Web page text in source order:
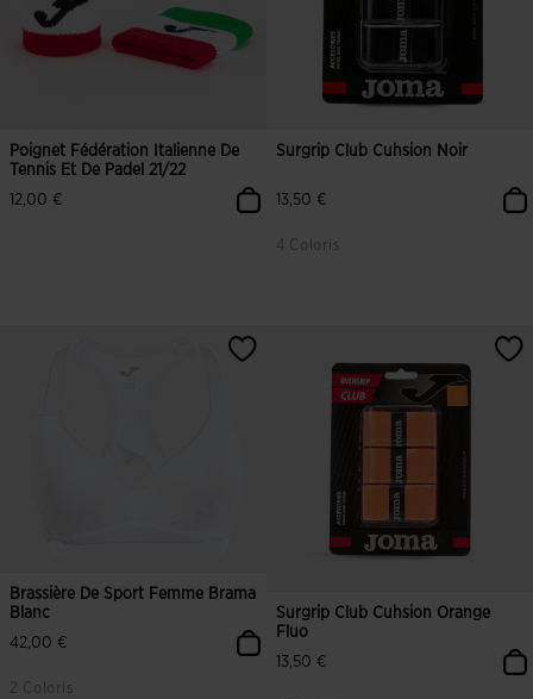
Poignet Fédération Italienne De
Tennis Et De Padel 21/22
12,00 €
Surgrip Club Cuhsion Noir
13,50 €
4 Coloris
Brassière De Sport Femme Brama
Blanc
42,00 €
2 Coloris
Surgrip Club Cuhsion Orange
Fluo
13,50 €